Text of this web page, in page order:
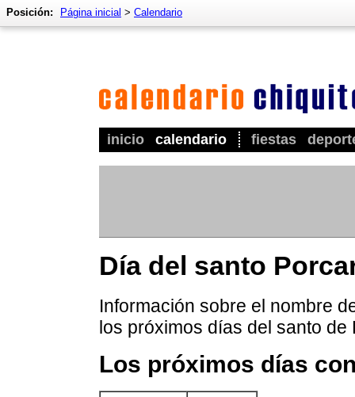
inicio calendario fiestas
Posición: Página inicial > Calendario
Día del santo
Información sobre el nombre
los próximos días del santo de
Los próximos días